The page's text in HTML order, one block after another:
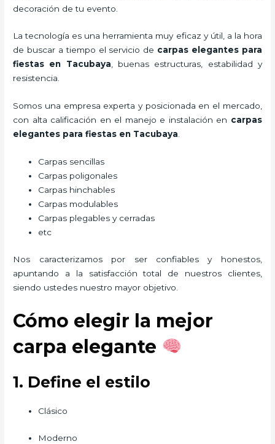
decoración de tu evento.
La tecnología es una herramienta muy eficaz y útil, a la hora
de buscar a tiempo el servicio de carpas elegantes para
fiestas en Tacubaya, buenas estructuras, estabilidad y
resistencia.
Somos una empresa experta y posicionada en el mercado,
con alta calificación en el manejo e instalación en carpas
elegantes para fiestas en Tacubaya.
Carpas sencillas
Carpas poligonales
Carpas hinchables
Carpas modulables
Carpas plegables y cerradas
etc
Nos caracterizamos por ser confiables y honestos,
apuntando a la satisfacción total de nuestros clientes,
siendo ustedes nuestro mayor objetivo.
Cómo elegir la mejor
carpa elegante
1. Define el estilo
Clásico
Moderno